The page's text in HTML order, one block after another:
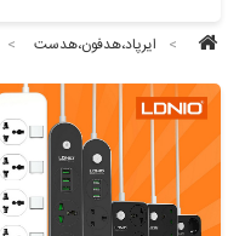
> ایرپاد،هدفون،هدست >